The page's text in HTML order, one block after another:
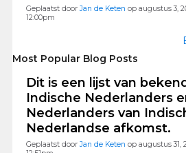
Geplaatst doorJan de Keten op augustus 3,
12:00pm
Most Popular Blog Posts
Dit is een lijst van
Indische Nederlanders
Nederlanders van
Nederlandse afkomst.
Geplaatst doorJan de Keten op augustus 31,